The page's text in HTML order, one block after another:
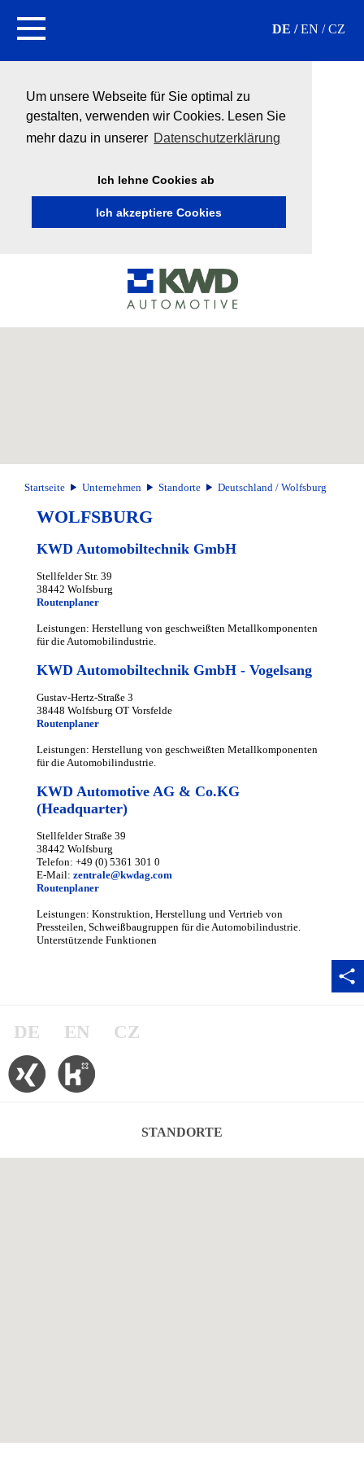
DE EN CZ
Um unsere Webseite für Sie optimal zu
gestalten, verwenden wir Cookies. Lesen Sie
mehr dazu in unserer Datenschutzerklärung
Ich lehne Cookies ab
Ich akzeptiere Cookies
Startseite Unternehmen Standorte Deutschland / Wolfsburg
WOLFSBURG
KWD Automobiltechnik GmbH
Stellfelder Str. 39
38442 Wolfsburg
Routenplaner
Leistungen: Herstellung von geschweißten Metallkomponenten
für die Automobilindustrie.
KWD Automobiltechnik GmbH - Vogelsang
Gustav-Hertz-Straße 3
38448 Wolfsburg OT Vorsfelde
Routenplaner
Leistungen: Herstellung von geschweißten Metallkomponenten
für die Automobilindustrie.
KWD Automotive AG & Co.KG
(Headquarter)
Stellfelder Straße 39
38442 Wolfsburg
Telefon: +49 (0) 5361 301 0
E-Mail: zentrale@kwdag.com
Routenplaner
Leistungen: Konstruktion, Herstellung und Vertrieb von
Pressteilen, Schweißbaugruppen für die Automobilindustrie.
Unterstützende Funktionen
DE EN CZ
STANDORTE